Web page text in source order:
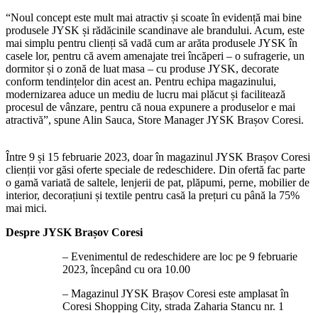
“Noul concept este mult mai atractiv și scoate în evidență mai bine
produsele JYSK și rădăcinile scandinave ale brandului. Acum, este
mai simplu pentru clienți să vadă cum ar arăta produsele JYSK în
casele lor, pentru că avem amenajate trei încăperi – o sufragerie, un
dormitor și o zonă de luat masa – cu produse JYSK, decorate
conform tendințelor din acest an. Pentru echipa magazinului,
modernizarea aduce un mediu de lucru mai plăcut și facilitează
procesul de vânzare, pentru că noua expunere a produselor e mai
atractivă”, spune Alin Sauca, Store Manager JYSK Brașov Coresi.
Între 9 și 15 februarie 2023, doar în magazinul JYSK Brașov Coresi
clienții vor găsi oferte speciale de redeschidere. Din ofertă fac parte
o gamă variată de saltele, lenjerii de pat, plăpumi, perne, mobilier de
interior, decorațiuni și textile pentru casă la prețuri cu până la 75%
mai mici.
Despre JYSK Brașov Coresi
– Evenimentul de redeschidere are loc pe 9 februarie
2023, începând cu ora 10.00
– Magazinul JYSK Brașov Coresi este amplasat în
Coresi Shopping City, strada Zaharia Stancu nr. 1